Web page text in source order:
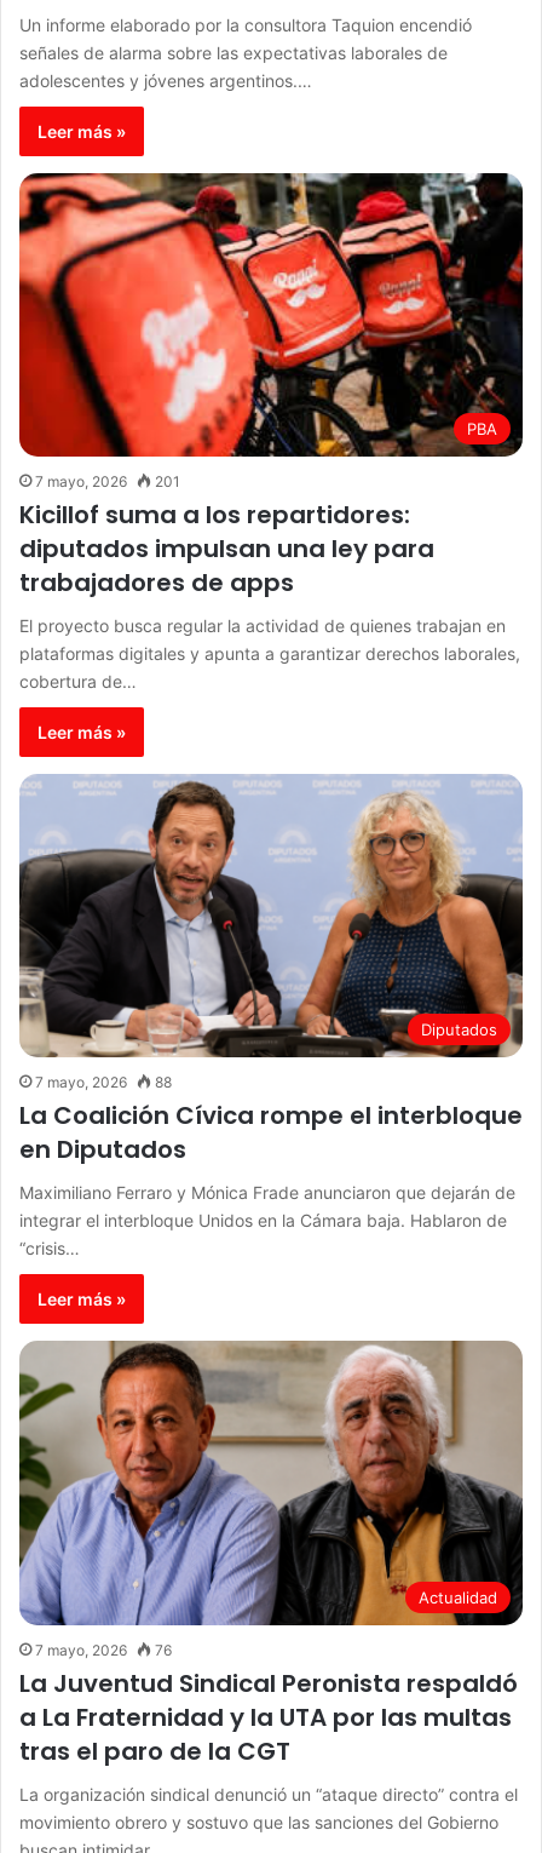
Un informe elaborado por la consultora Taquion encendió
señales de alarma sobre las expectativas laborales de
adolescentes y jóvenes argentinos.…
Leer más »
PBA
7 mayo, 2026 201
Kicillof suma a los repartidores:
diputados impulsan una ley para
trabajadores de apps
El proyecto busca regular la actividad de quienes trabajan en
plataformas digitales y apunta a garantizar derechos laborales,
cobertura de…
Leer más »
Diputados
7 mayo, 2026 88
La Coalición Cívica rompe el interbloque
en Diputados
Maximiliano Ferraro y Mónica Frade anunciaron que dejarán de
integrar el interbloque Unidos en la Cámara baja. Hablaron de
“crisis…
Leer más »
Actualidad
7 mayo, 2026 76
La Juventud Sindical Peronista respaldó
a La Fraternidad y la UTA por las multas
tras el paro de la CGT
La organización sindical denunció un “ataque directo” contra el
movimiento obrero y sostuvo que las sanciones del Gobierno